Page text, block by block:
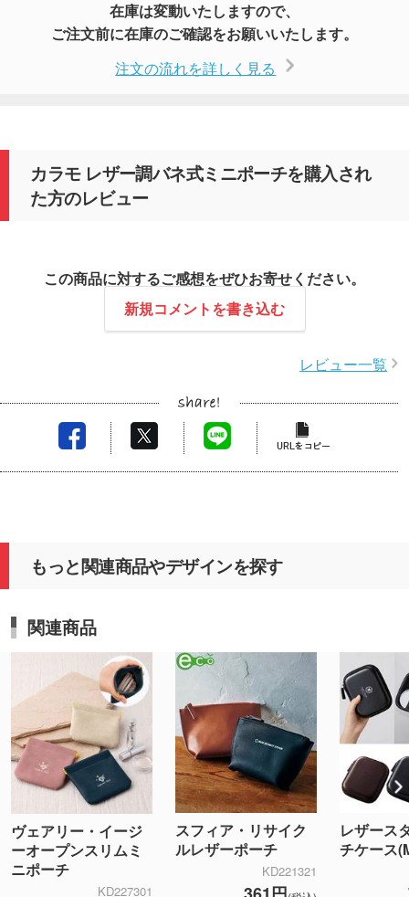
在庫は変動いたしますので、
ご注文前に在庫のご確認をお願いいたします。
注文の流れを詳しく見る
カラモ レザー調バネ式ミニポーチを購入され
た方のレビュー
この商品に対するご感想をぜひお寄せください。
新規コメントを書き込む
レビュー一覧
もっと関連商品やデザインを探す
関連商品
ヴェアリー・イージ
ーオープンスリムミ
ニポーチ
KD227301
スフィア・リサイク
ルレザーポーチ
KD221321
レザース
チケース